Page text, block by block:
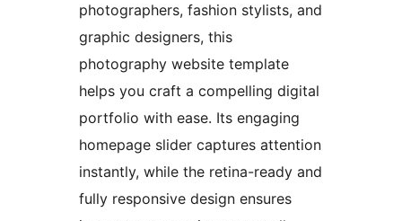
photographers, fashion stylists, and
graphic designers, this
photography website template
helps you craft a compelling digital
portfolio with ease. Its engaging
homepage slider captures attention
instantly, while the retina-ready and
fully responsive design ensures